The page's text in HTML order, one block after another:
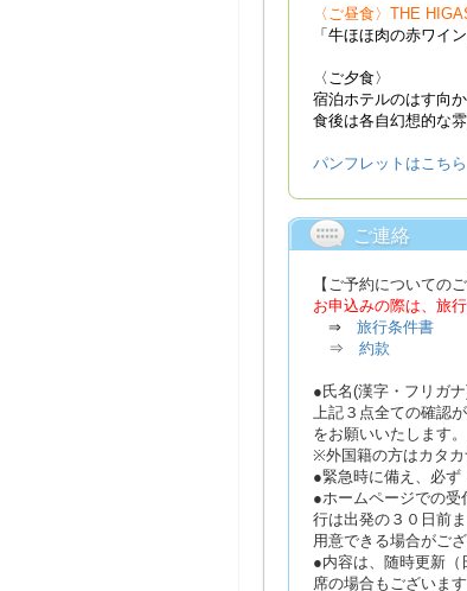
〈ご昼食〉THE
「牛ほほ肉の赤ワ イ
〈ご夕食〉
宿泊ホテルのはす向
食後は各自幻想的な
パンフレットはこちら
ご連絡
【ご予約についてのご
お申込みの際は、旅
⇒ 旅行条件書
⇒ 約款
●氏名(漢字・フリガ
上記３点全ての確認
をお願いいたします。
※外国籍の方はカタカ
●緊急時に備え、必ず
●ホームページでの
行は出発の３０日前
用意できる場合がござ
●内容は、随時更新
席の場合もございます